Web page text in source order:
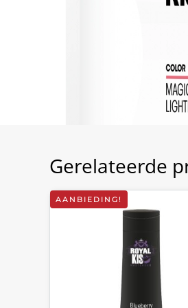
Gerelateerde
AANBIEDING!